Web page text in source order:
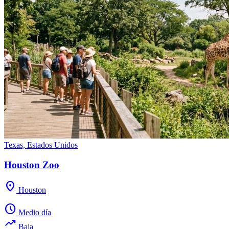
Texas, Estados Unidos
Houston Zoo
location_on Houston
schedule Medio día
trending_up Baja